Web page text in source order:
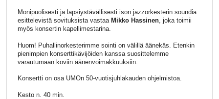
Monipuolisesti ja lapsiystävällisesti ison jazzorkesterin soundia
esittelevistä sovituksista vastaa Mikko Hassinen, joka toimii
myös konsertin kapellimestarina.
Huom! Puhallinorkesterimme sointi on välillä äänekäs. Etenkin
pienimpien konserttikävijöiden kanssa suosittelemme
varautumaan koviin äänenvoimakkuuksiin.
Konsertti on osa UMOn 50-vuotisjuhlakauden ohjelmistoa.
Kesto n. 40 min.